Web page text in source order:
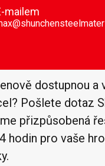
mailem
dostupnou a
Pošlete dotaz
přizpůsobená
hodin pro vaše